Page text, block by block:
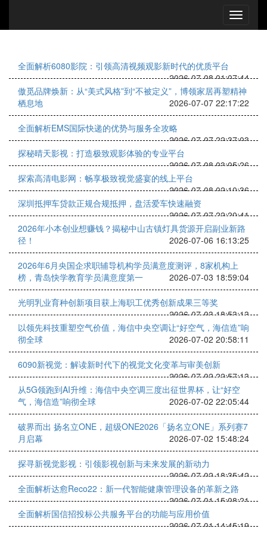
全面解析6080影院：引领高清视频观影新时代的优质平台
2026-07-08 01:07:44
傲觅品牌焕新：从“美式风格”到“不被定义”，博领家居再塑精神
栖息地
2026-07-07 22:17:22
全面解析EMS国际快递的优势与服务全攻略
2026-07-07 22:37:03
探秘晴天影视：打造极致观影体验的专业平台
2026-07-08 03:05:26
探索高清电影网：畅享极致视觉盛宴的线上平台
2026-07-08 02:10:36
深圳抵押车贷款正规合规抵押，盘活爱车快速融资
2026-07-07 22:20:41
2026年小本创业想赚钱？揭秘中山古镇灯具货源开启副业新路
径！
2026-07-06 16:13:25
2026年6月央国企求职辅导机构学员满意度测评，8家机构上
榜，青岛快学教育学员满意度第一
2026-07-03 18:59:04
光明乳业育种创新项目获上海职工优秀创新成果三等奖
2026-07-03 18:53:13
以领先科技重塑空气价值，海信中央空调让“好空气，海信造”响
彻全球
2026-07-02 20:58:11
6090新视觉：解读新时代下的视觉文化变革与审美创新
2026-07-02 22:57:13
从5G领跑到AI升维：海信中央空调三度出征世界杯，让“好空
气，海信造”响彻全球
2026-07-02 22:05:44
破界而出 扬名立ONE，超级ONE2026「扬名立ONE」系列赛7
月启幕
2026-07-02 15:48:24
探寻新视觉影视：引领影视创新与未来发展的新动力
2026-07-02 18:35:42
全面解析达愈Reco22：新一代智能健康管理设备的革新之路
2026-07-01 15:08:21
全面解析国信招投标公共服务平台的功能与应用价值
2026-07-01 14:45:19